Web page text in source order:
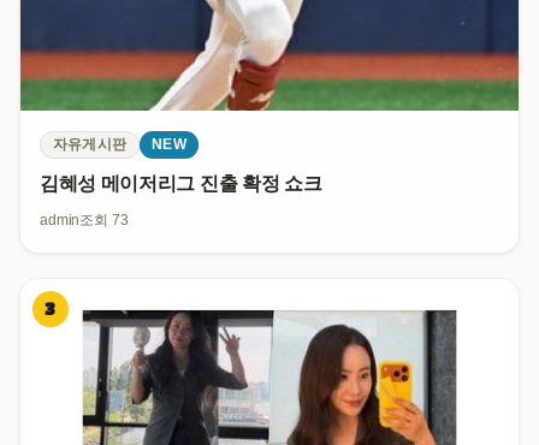
자유게시판 NEW
김혜성 메이저리그 진출 확정 쇼크
admin조회 73
3